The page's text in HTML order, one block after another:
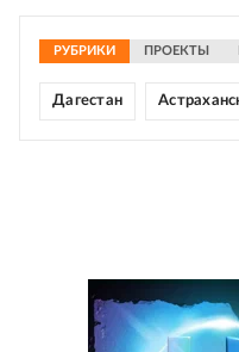
РУБРИКИ ПРОЕКТЫ
Дагестан